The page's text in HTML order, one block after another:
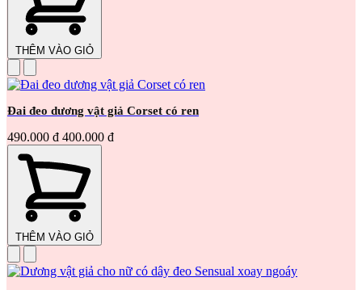
THÊM VÀO GIỎ
Đai đeo dương vật giả Corset có ren
490.000 đ 400.000 đ
THÊM VÀO GIỎ